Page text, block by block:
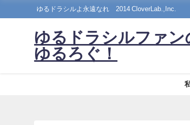
ゆるドラシルよ永遠なれ©2014 CloverLab.,Inc.
ゆるドラシルファン
ゆるろぐ！